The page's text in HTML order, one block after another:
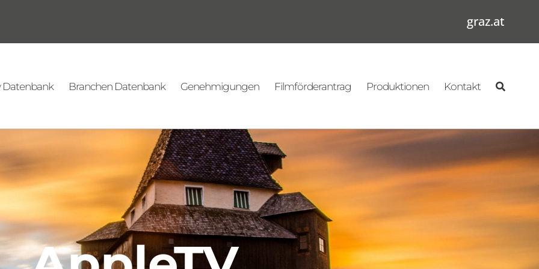
graz.at
Datenbank Branchen Datenbank Genehmigungen Filmförderantrag Produktionen Kontakt